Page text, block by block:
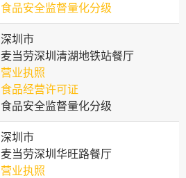
食品安全监督量化分级
深圳市
麦当劳深圳清湖地铁站餐厅
营业执照
食品经营许可证
食品安全监督量化分级
深圳市
麦当劳深圳华旺路餐厅
营业执照